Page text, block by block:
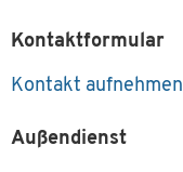
Kontaktformular
Kontakt aufnehmen
Außendienst